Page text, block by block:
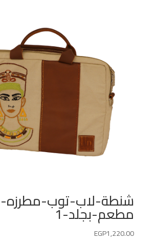
شنطة-لاب-توب-
مطعم-بجلد-1
EGP1,220.00